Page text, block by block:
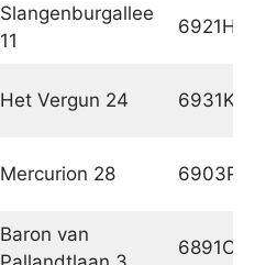
Slangenburgallee
11
6921HX
Het Vergun 24 6931KD
Mercurion 28 6903PZ
Baron van
6891CA